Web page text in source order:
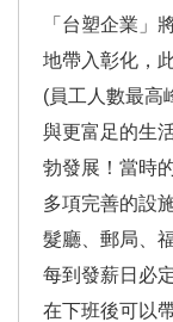
「台塑企業」
地帶入彰化，
(員工人數最高
與更富足的生
勃發展！當時
多項完善的設
髮廳、郵局、
每到發薪日必
在下班後可以